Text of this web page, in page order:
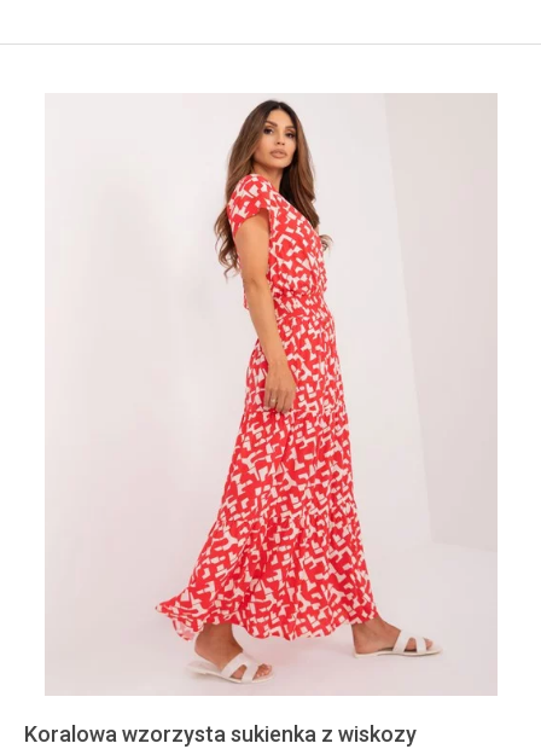
Koralowa wzorzysta sukienka z wiskozy